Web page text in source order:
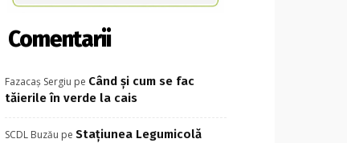
Comentarii
Fazacaș Sergiu pe Când și cum se fac
tăierile în verde la cais
SCDL Buzău pe Stațiunea Legumicolă